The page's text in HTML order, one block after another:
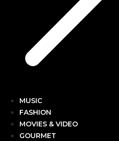
MUSIC
FASHION
MOVIES & VIDEO
GOURMET